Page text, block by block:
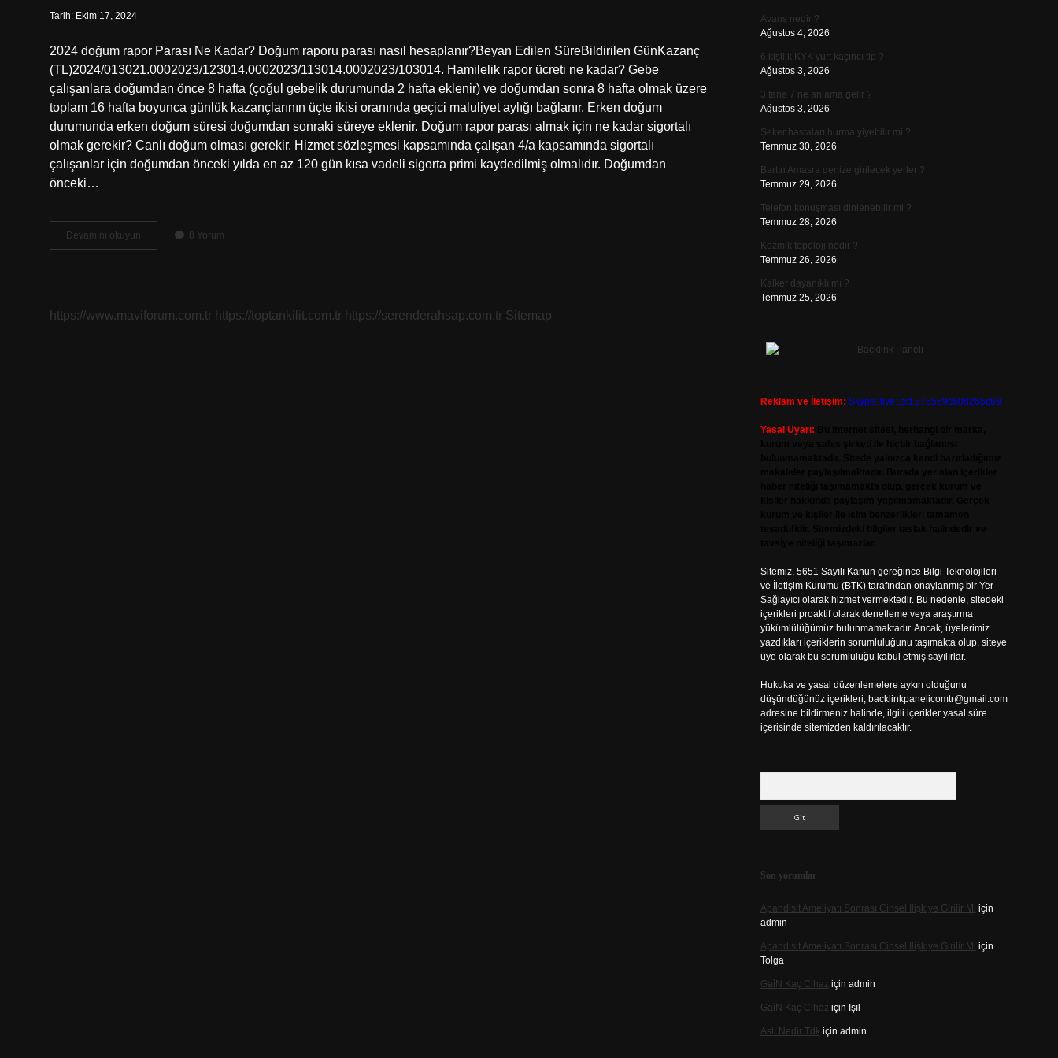
Tarih: Ekim 17, 2024
2024 doğum rapor Parası Ne Kadar? Doğum raporu parası nasıl hesaplanır?Beyan Edilen SüreBildirilen GünKazanç
(TL)2024/013021.0002023/123014.0002023/113014.0002023/103014. Hamilelik rapor ücreti ne kadar? Gebe
çalışanlara doğumdan önce 8 hafta (çoğul gebelik durumunda 2 hafta eklenir) ve doğumdan sonra 8 hafta olmak üzere
toplam 16 hafta boyunca günlük kazançlarının üçte ikisi oranında geçici maluliyet aylığı bağlanır. Erken doğum
durumunda erken doğum süresi doğumdan sonraki süreye eklenir. Doğum rapor parası almak için ne kadar sigortalı
olmak gerekir? Canlı doğum olması gerekir. Hizmet sözleşmesi kapsamında çalışan 4/a kapsamında sigortalı
çalışanlar için doğumdan önceki yılda en az 120 gün kısa vadeli sigorta primi kaydedilmiş olmalıdır. Doğumdan
önceki…
Devamını okuyun
Rapor
8 Yorum
https://www.maviforum.com.tr https://toptankilit.com.tr https://serenderahsap.com.tr Sitemap
Avans nedir ?
Ağustos 4, 2026
6 kişilik KYK yurt kaçıncı tip ?
Ağustos 3, 2026
3 tane 7 ne anlama gelir ?
Ağustos 3, 2026
Şeker hastaları hurma yiyebilir mi ?
Temmuz 30, 2026
Bartın Amasra denize girilecek yerler ?
Temmuz 29, 2026
Telefon konuşması dinlenebilir mi ?
Temmuz 28, 2026
Kozmik topoloji nedir ?
Temmuz 26, 2026
Kalker dayanıklı mı ?
Temmuz 25, 2026
Reklam ve İletişim: Skype: live:.cid.575569c608265c69
Yasal Uyarı:
Sitemiz, 5651 Sayılı Kanun gereğince Bilgi Teknolojileri
ve İletişim Kurumu (BTK) tarafından onaylanmış bir Yer
Sağlayıcı olarak hizmet vermektedir. Bu nedenle, sitedeki
içerikleri proaktif olarak denetleme veya araştırma
yükümlülüğümüz bulunmamaktadır. Ancak, üyelerimiz
yazdıkları içeriklerin sorumluluğunu taşımakta olup, siteye
üye olarak bu sorumluluğu kabul etmiş sayılırlar.
Hukuka ve yasal düzenlemelere aykırı olduğunu
düşündüğünüz içerikleri, backlinkpanelicomtr@gmail.com
adresine bildirmeniz halinde, ilgili içerikler yasal süre
içerisinde sitemizden kaldırılacaktır.
Son yorumlar
Apandisit Ameliyatı Sonrası Cinsel Ilişkiye Girilir Mi için
admin
Apandisit Ameliyatı Sonrası Cinsel Ilişkiye Girilir Mi için
Tolga
Gai̇N Kaç Cihaz için admin
Gai̇N Kaç Cihaz için Işıl
Aslı Nedir Tdk için admin